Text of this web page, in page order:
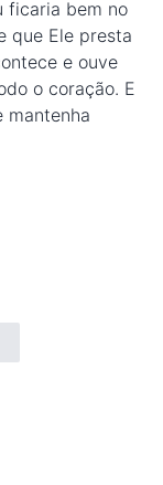
ficaria bem no
que Ele presta
e ouve
o coração. E
mantenha